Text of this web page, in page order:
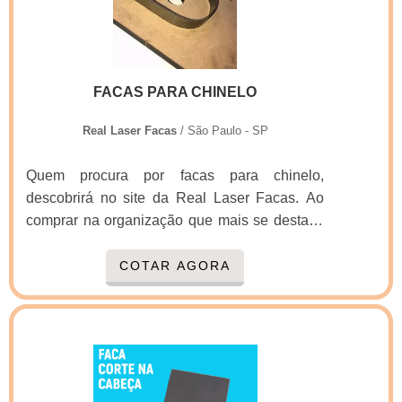
seus recursos em oferecer aos clientes uma
estrutura com escritório de alta qualidade onde
são realizadas as atividades e estrutura
suficiente para atender todas as demandas,
tudo isso para oferecer faca caixa de pizza
maneiras eficientes de uma companhia
destaque em sua área de atuação. A Real
Laser Facas se mostra referência por ter:
Atendimento personalizado; Colaboradores
eficientes; Oito anos de experiência no
segmento; Preço justo.Sem trocar o foco sobre
faca caixa de pizza, na essência da empresa,
serviços com ótima qualidade e excelente
custo-benefício, pequenos detalhes, mas de
grande valia para saber a procedência e
FACAS PARA CHINELO
Real Laser Facas/ São Paulo - SP
Quem procura por facas para chinelo,
descobrirá no site da Real Laser Facas. Ao
comprar na organização que mais se destaca
de excelência e terá a garantia de adquirir
produtos que solucionem qualquer
demanda.Quando o tema é facas para chinelo,
Laser Facas o cliente obterá precisão e
comprometimento com o resultado
COTAR AGORA